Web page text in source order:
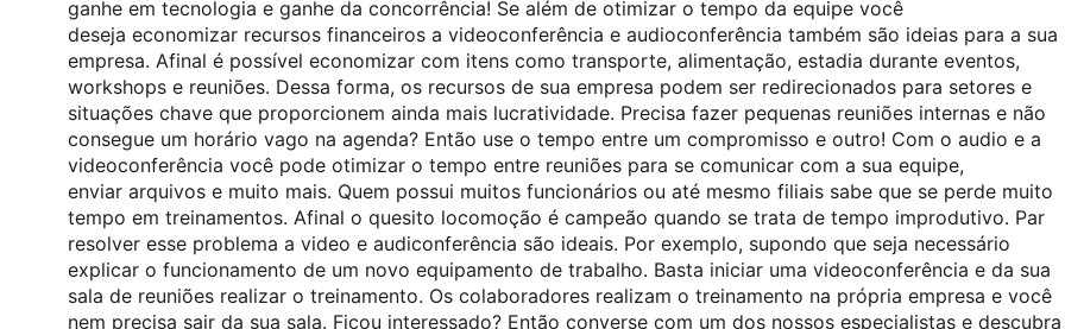
ganhe em tecnologia e ganhe da concorrência! Se além de otimizar o tempo da equipe você
deseja economizar recursos financeiros a videoconferência e audioconferência também são ideias para a sua
empresa. Afinal é possível economizar com itens como transporte, alimentação, estadia durante eventos,
workshops e reuniões. Dessa forma, os recursos de sua empresa podem ser redirecionados para setores e
situações chave que proporcionem ainda mais lucratividade. Precisa fazer pequenas reuniões internas e não
consegue um horário vago na agenda? Então use o tempo entre um compromisso e outro! Com o audio e a
videoconferência você pode otimizar o tempo entre reuniões para se comunicar com a sua equipe,
enviar arquivos e muito mais. Quem possui muitos funcionários ou até mesmo filiais sabe que se perde muito
tempo em treinamentos. Afinal o quesito locomoção é campeão quando se trata de tempo improdutivo. Par
resolver esse problema a video e audiconferência são ideais. Por exemplo, supondo que seja necessário
explicar o funcionamento de um novo equipamento de trabalho. Basta iniciar uma videoconferência e da sua
sala de reuniões realizar o treinamento. Os colaboradores realizam o treinamento na própria empresa e você
nem precisa sair da sua sala. Ficou interessado? Então converse com um dos nossos especialistas e descubra